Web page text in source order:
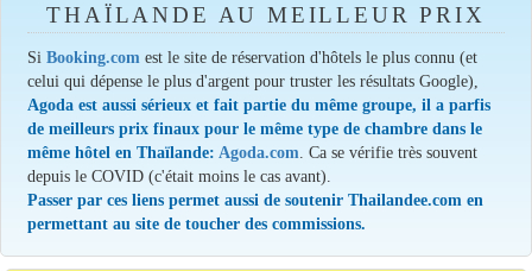
THAÏLANDE AU MEILLEUR PRIX
SiBooking.com est le site de réservation d'hôtels le plus connu (et
celui qui dépense le plus d'argent pour truster les résultats Google),
Agoda est aussi sérieux et fait partie du même groupe, il a parfis
de meilleurs prix finaux pour le même type de chambre dans le
même hôtel en Thaïlande: Agoda.com . Ca se vérifie très souvent
depuis le COVID (c'était moins le cas avant).
Passer par ces liens permet aussi de soutenir Thailandee.com en
permettant au site de toucher des commissions.